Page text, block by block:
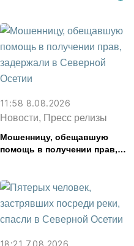
11:58 8.08.2026
Новости, Пресс релизы
Мошенницу, обещавшую
помощь в получении прав,
18:21 7.08.2026